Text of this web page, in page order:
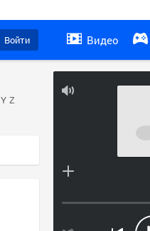
Войти Видео
Y Z